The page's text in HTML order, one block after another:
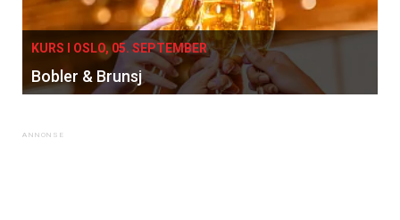
KURS I OSLO, 05. SEPTEMBER
Bobler & Brunsj